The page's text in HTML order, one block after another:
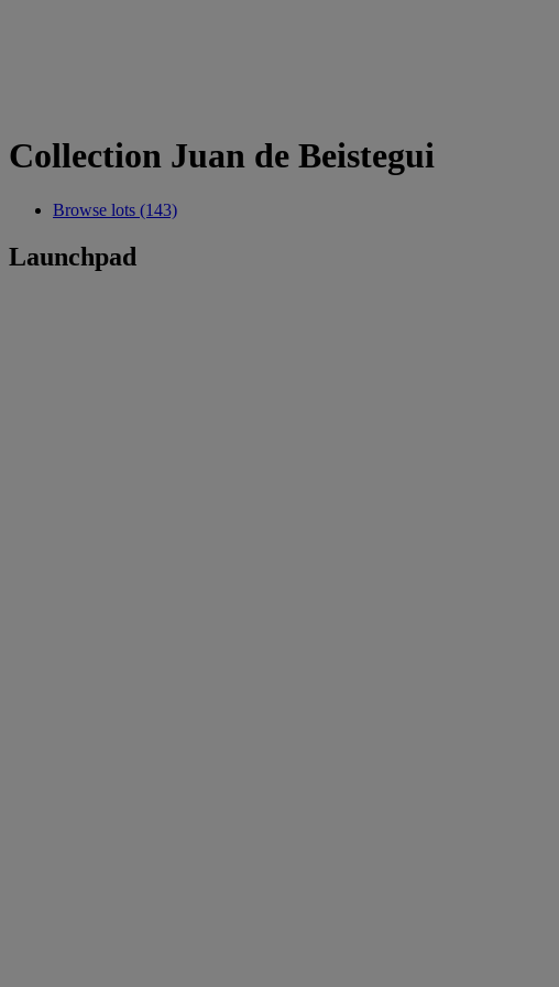
Collection Juan de Beistegui
Browse lots (143)
Launchpad